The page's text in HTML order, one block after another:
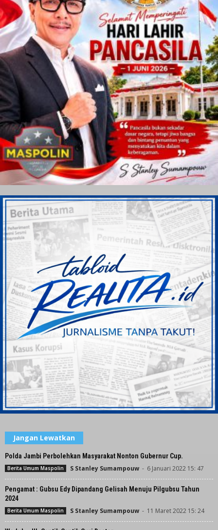
Jangan Lewatkan
Polda Jambi Perbolehkan Masyarakat Nonton Gubernur Cup.
Berita Umum Maspolin S Stanley Sumampouw - 6 Januari 2022 15: 47
Pengamat : Gubsu Edy Dipandang Gelisah Menuju Pilgubsu Tahun
2024
Berita Umum Maspolin S Stanley Sumampouw - 11 Maret 2022 15: 24